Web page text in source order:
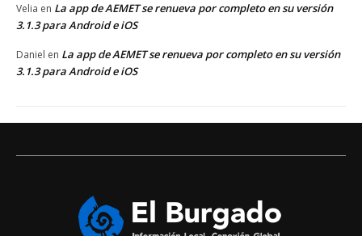
Velia en La app de AEMET se renueva por completo en su versión
3.1.3 para Android e iOS
Daniel en La app de AEMET se renueva por completo en su versión
3.1.3 para Android e iOS